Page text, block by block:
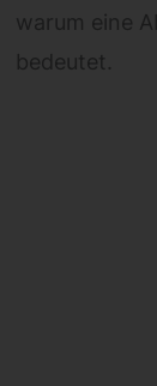
warum eine
bedeutet.